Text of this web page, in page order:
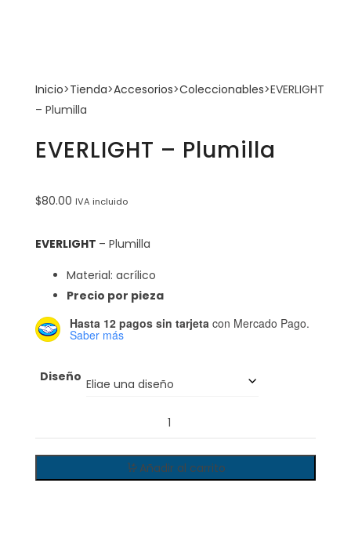
Inicio>Tienda>Accesorios>Coleccionables>EVERLIGHT
– Plumilla
EVERLIGHT – Plumilla
$80.00 IVA incluido
EVERLIGHT – Plumilla
Material: acrílico
Precio por pieza
Hasta 12 pagos sin tarjeta con Mercado Pago.
Saber más
Diseño
Plumilla
quantity
Añadir al carrito